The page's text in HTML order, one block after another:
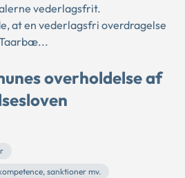
vederlagsfrit.
at en vederlagsfri overdragelse
overholdelse af
sanktioner mv.